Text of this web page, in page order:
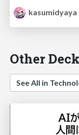
kasumidyaya
Other
See All in